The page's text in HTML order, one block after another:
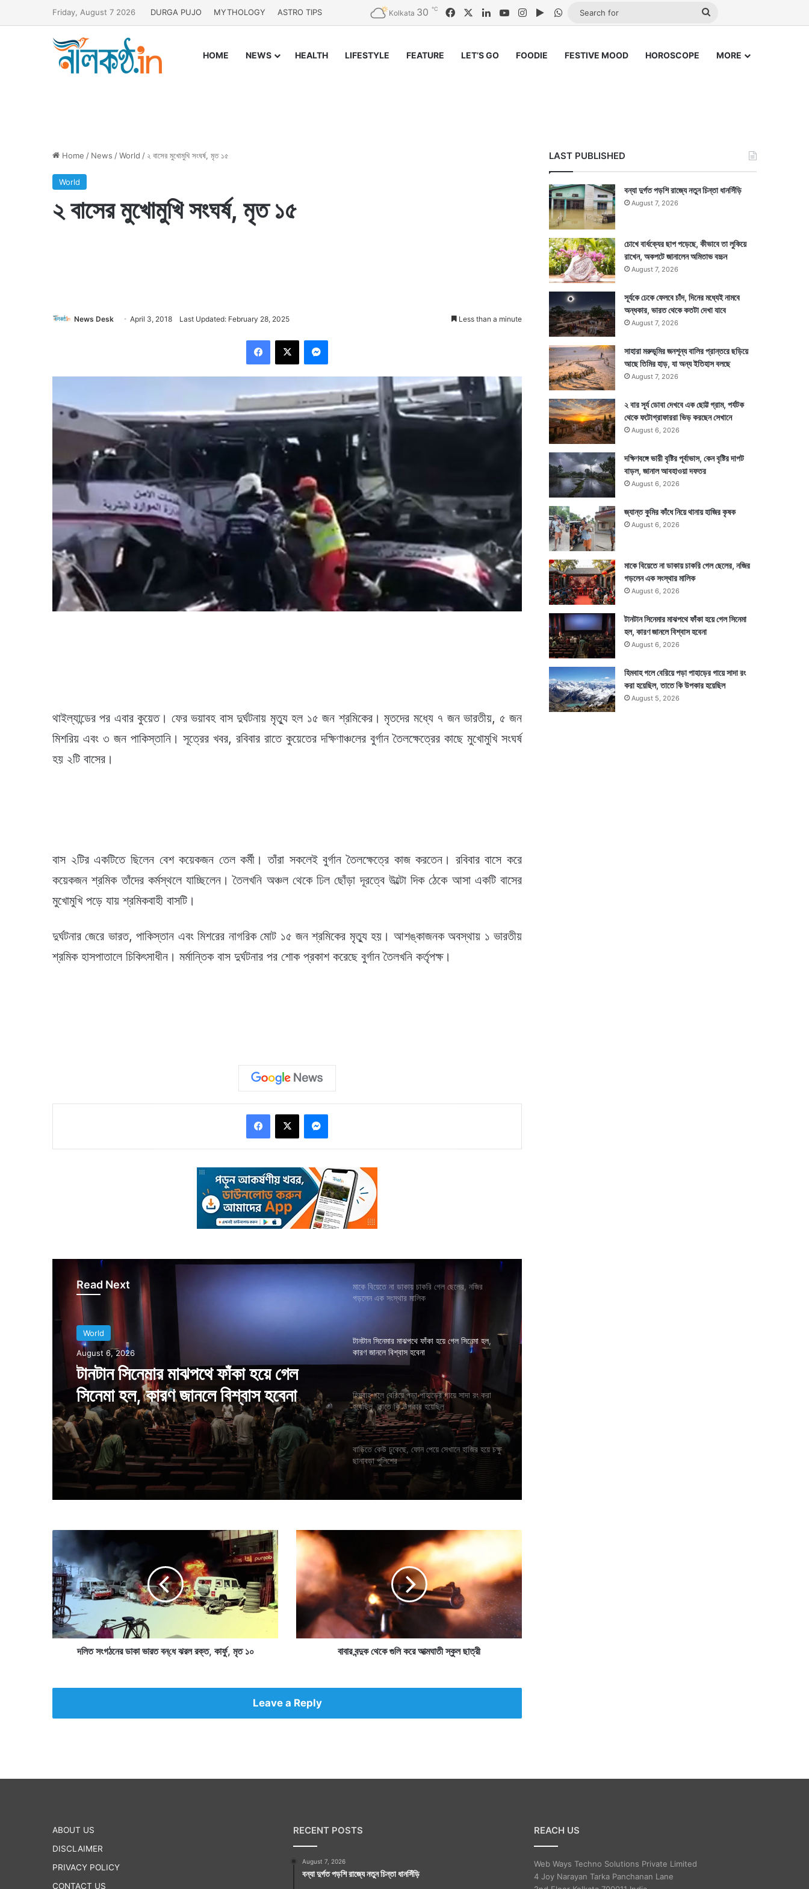
Friday, August 7 2026 DURGA PUJO MYTHOLOGY ASTRO TIPS Kolkata 30 ℃ FacebookLinkedInYouTubeInstagramGoogle Play
WhatsApp
Search
HOME NEWS HEALTH LIFESTYLE FEATURE LET’S GO FOODIE FESTIVE MOOD HOROSCOPE MORE
Home / News /World /২ বাসের মুখোমুখি সংঘর্ষ, মৃত ১৫
World
২ বাসের মুখোমুখি সংঘর্ষ, মৃত ১৫
News Desk April 3, 2018 Last Updated: February 28, 2025 Less than a minute
থাইল্যান্ডের পর এবার কুয়েত। ফের ভয়াবহ বাস দুর্ঘটনায় মৃত্যু হল ১৫ জন শ্রমিকের। মৃতদের মধ্যে ৭ জন ভারতীয়, ৫ জন
মিশরিয় এবং ৩ জন পাকিস্তানি। সূত্রের খবর, রবিবার রাতে কুয়েতের দক্ষিণাঞ্চলের বুর্গান তৈলক্ষেত্রের কাছে মুখোমুখি সংঘর্ষ
হয় ২টি বাসের।
বাস ২টির একটিতে ছিলেন বেশ কয়েকজন তেল কর্মী। তাঁরা সকলেই বুর্গান তৈলক্ষেত্রে কাজ করতেন। রবিবার বাসে করে
কয়েকজন শ্রমিক তাঁদের কর্মস্থলে যাচ্ছিলেন। তৈলখনি অঞ্চল থেকে ঢিল ছোঁড়া দূরত্বে উল্টো দিক ঠেকে আসা একটি বাসের
মুখোমুখি পড়ে যায় শ্রমিকবাহী বাসটি।
দুর্ঘটনার জেরে ভারত, পাকিস্তান এবং মিশরের নাগরিক মোট ১৫ জন শ্রমিকের মৃত্যু হয়। আশঙ্কাজনক অবস্থায় ১ ভারতীয়
শ্রমিক হাসপাতালে চিকিৎসাধীন। মর্মান্তিক বাস দুর্ঘটনার পর শোক প্রকাশ করেছে বুর্গান তৈলখনি কর্তৃপক্ষ।
Read Next
World
August 6, 2026
টানটান সিনেমার মাঝপথে ফাঁকা হয়ে গেল
সিনেমা হল, কারণ জানলে বিশ্বাস হবেনা
মাকে বিয়েতে না ডাকায় চাকরি গেল ছেলের, নজির
গড়লেন এক সংস্থার মালিক
টানটান সিনেমার মাঝপথে ফাঁকা হয়ে গেল সিনেমা হল,
কারণ জানলে বিশ্বাস হবেনা
হিমবাহ গলে বেরিয়ে পড়া পাহাড়ের গায়ে সাদা রং করা
হয়েছিল, তাতে কি উপকার হয়েছিল
বাড়িতে কেউ ঢুকেছে, ফোন পেয়ে সেখানে হাজির হয়ে চক্ষু
ছানাবড়া পুলিশের
দ
ত
সং
গ
ঠ
নে
র
ডা
ত
র
র্ফু
মৃ
ত
দলিত সংগঠনের ডাকা ভারত বন্‌ধে ঝরল রক্ত, কার্ফু, মৃত ১০
বা
বা
ন্দু
ক
গু
আ
ত্ম
ত্রী
বাবার বন্দুক থেকে গুলি করে আত্মঘাতী স্কুল ছাত্রী
Leave a Reply
LAST PUBLISHED
বন্যা দুর্গত পড়শি রাজ্যে নতুন চিন্তা ধানসিঁড়ি
August 7, 2026
চোখে বার্ধক্যের ছাপ পড়েছে, কীভাবে তা লুকিয়ে
রাখেন, অকপটে জানালেন অমিতাভ বচ্চন
August 7, 2026
সূর্যকে ঢেকে ফেলবে চাঁদ, দিনের মধ্যেই নামবে
অন্ধকার, ভারত থেকে কতটা দেখা যাবে
August 7, 2026
সাহারা মরুভূমির জনশূন্য বালির প্রান্তরে ছড়িয়ে
আছে তিমির হাড়, যা অন্য ইতিহাস বলছে
August 7, 2026
২ বার সূর্য ডোবা দেখবে এক ছোট্ট গ্রাম, পর্যটক
থেকে ফটোগ্রাফাররা ভিড় করছেন সেখানে
August 6, 2026
দক্ষিণবঙ্গে ভারী বৃষ্টির পূর্বাভাস, কেন বৃষ্টির দাপট
বাড়ল, জানাল আবহাওয়া দফতর
August 6, 2026
জ্যান্ত কুমির কাঁধে নিয়ে থানায় হাজির কৃষক
August 6, 2026
মাকে বিয়েতে না ডাকায় চাকরি গেল ছেলের, নজির
গড়লেন এক সংস্থার মালিক
August 6, 2026
টানটান সিনেমার মাঝপথে ফাঁকা হয়ে গেল সিনেমা
হল, কারণ জানলে বিশ্বাস হবেনা
August 6, 2026
হিমবাহ গলে বেরিয়ে পড়া পাহাড়ের গায়ে সাদা রং
করা হয়েছিল, তাতে কি উপকার হয়েছিল
August 5, 2026
ABOUT US
DISCLAIMER
PRIVACY POLICY
CONTACT US
RECENT POSTS
August 7, 2026
বন্যা দুর্গত পড়শি রাজ্যে নতুন চিন্তা ধানসিঁড়ি
REACH US
Web Ways Techno Solutions Private Limited
4 Joy Narayan Tarka Panchanan Lane